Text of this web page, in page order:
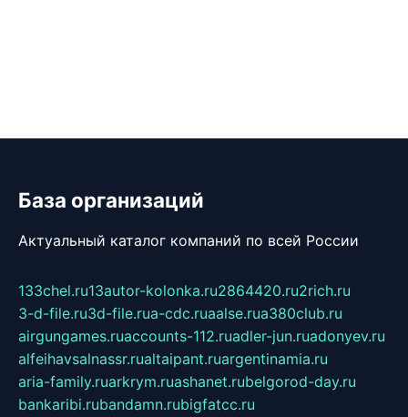
База организаций
Актуальный каталог компаний по всей России
133chel.ru13autor-kolonka.ru2864420.ru2rich.ru
3-d-file.ru3d-file.rua-cdc.ruaalse.rua380club.ru
airgungames.ruaccounts-112.ruadler-jun.ruadonyev.ru
alfeihavsalnassr.rualtaipant.ruargentinamia.ru
aria-family.ruarkrym.ruashanet.rubelgorod-day.ru
bankaribi.rubandamn.rubigfatcc.ru